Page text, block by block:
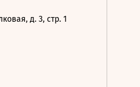
д. 3, стр. 1